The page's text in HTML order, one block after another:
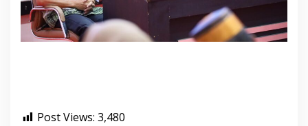
Post Views: 3,480